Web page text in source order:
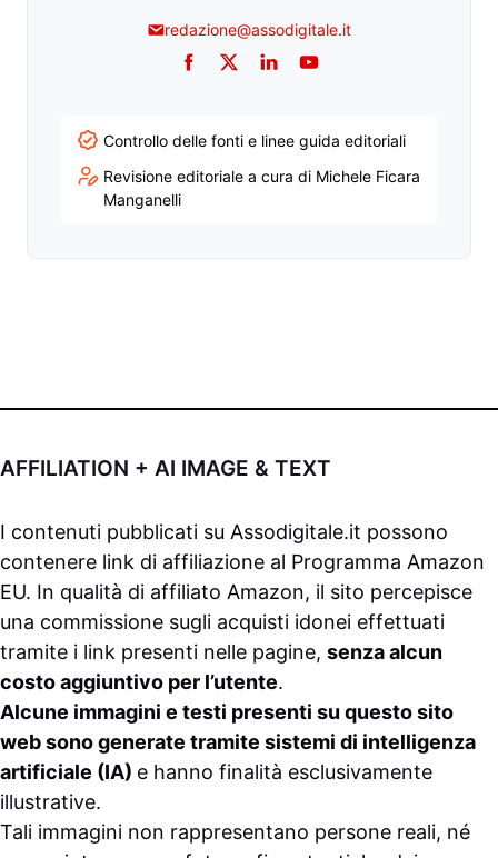
redazione@assodigitale.it
Facebook
TwitterLinkedInYouTube
Controllo delle fonti e linee guida editoriali
Revisione editoriale a cura di Michele Ficara
Manganelli
AFFILIATION + AI IMAGE & TEXT
I contenuti pubblicati su Assodigitale.it possono
contenere link di affiliazione al Programma Amazon
EU. In qualità di affiliato Amazon, il sito percepisce
una commissione sugli acquisti idonei effettuati
tramite i link presenti nelle pagine, senza alcun
costo aggiuntivo per l’utente.
Alcune immagini e testi presenti su questo sito
web sono generate tramite sistemi di intelligenza
artificiale (IA) e hanno finalità esclusivamente
illustrative.
Tali immagini non rappresentano persone reali, né